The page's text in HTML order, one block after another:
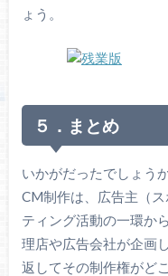
ょう。
５．まとめ
いかがだったでしょう
CM制作は、広告主（
ティング活動の一環か
理店や広告会社が企画
返してその制作権がど